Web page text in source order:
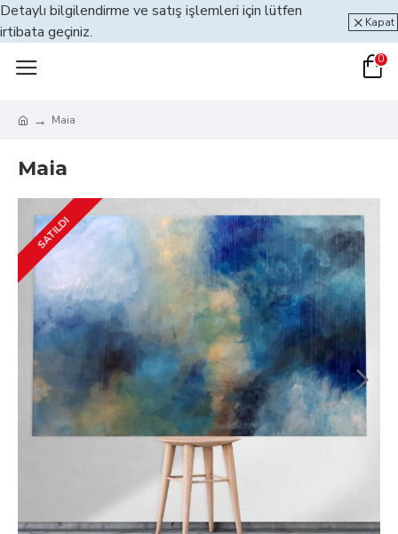
Detaylı bilgilendirme ve satış işlemleri için lütfen
irtibata geçiniz.
Kapat
0
Maia
Maia
SATILDI